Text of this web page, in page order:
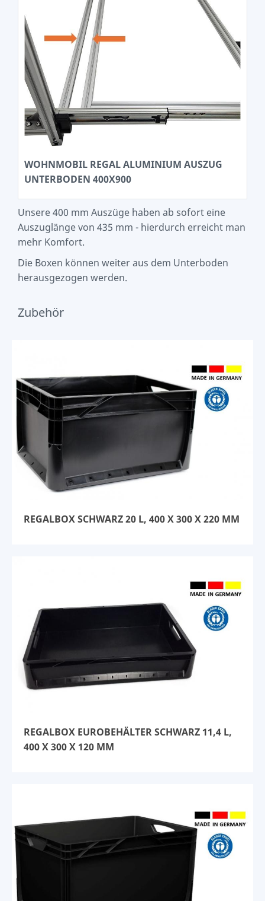
WOHNMOBIL REGAL ALUMINIUM AUSZUG
UNTERBODEN 400X900
Unsere 400 mm Auszüge haben ab sofort eine
Auszuglänge von 435 mm - hierdurch erreicht man
mehr Komfort.
Die Boxen können weiter aus dem Unterboden
herausgezogen werden.
Zubehör
REGALBOX SCHWARZ 20 L, 400 X 300 X 220 MM
REGALBOX EUROBEHÄLTER SCHWARZ 11,4 L,
400 X 300 X 120 MM